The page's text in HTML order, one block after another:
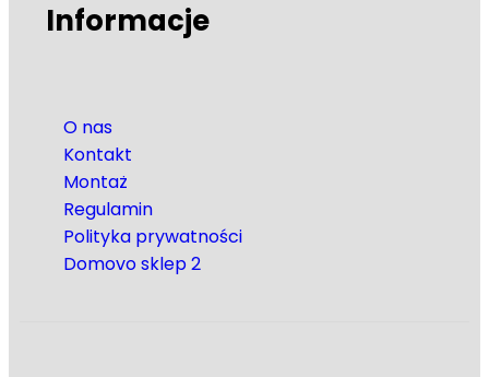
Informacje
O nas
Kontakt
Montaż
Regulamin
Polityka prywatności
Domovo sklep 2